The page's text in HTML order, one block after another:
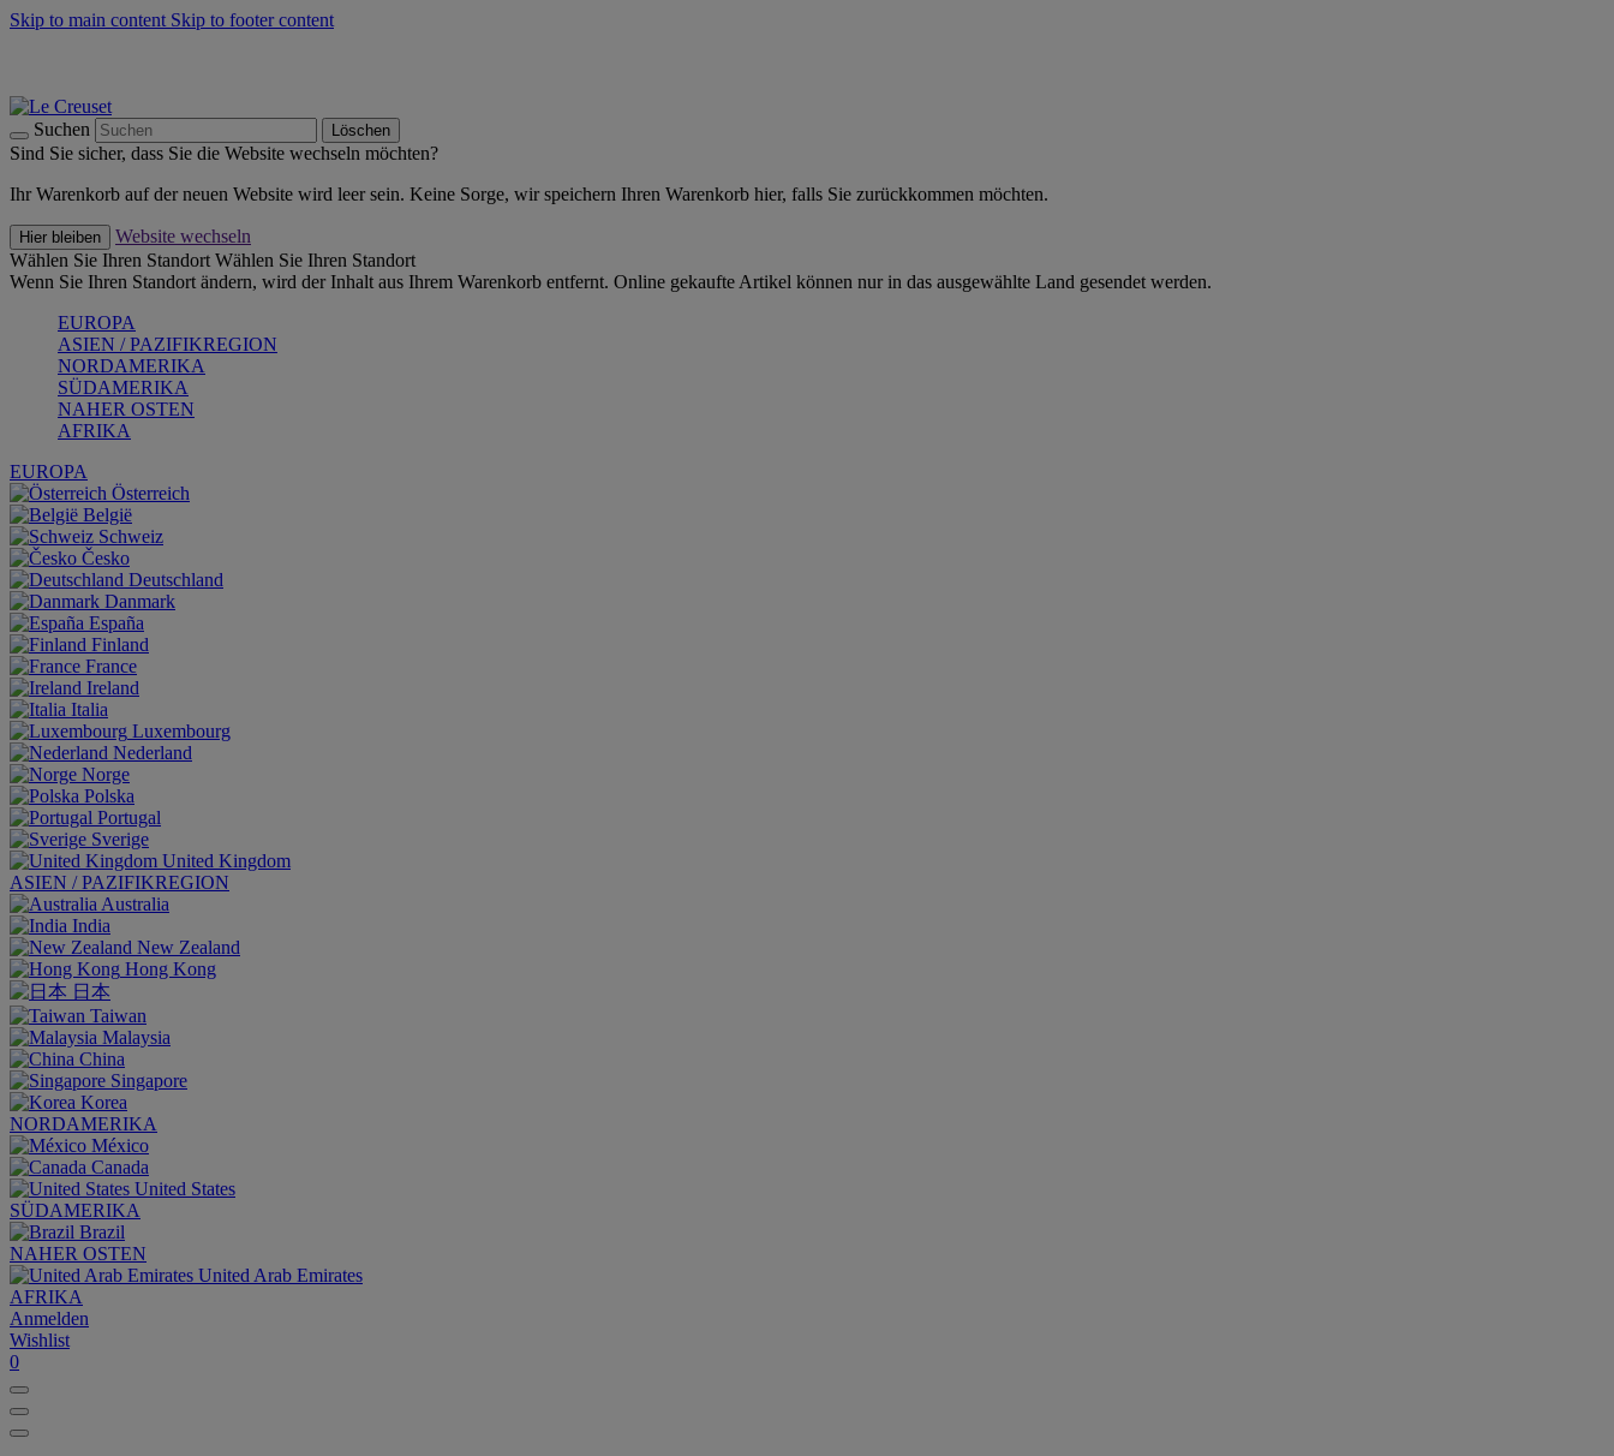
Skip to main content Skip to footer content
Suchen Löschen
Sind Sie sicher, dass Sie die Website wechseln möchten?
Ihr Warenkorb auf der neuen Website wird leer sein. Keine Sorge, wir speichern Ihren Warenkorb hier, falls Sie zurückkommen möchten.
Hier bleiben
Website wechseln
Wählen Sie Ihren Standort Wählen Sie Ihren Standort
Wenn Sie Ihren Standort ändern, wird der Inhalt aus Ihrem Warenkorb entfernt. Online gekaufte Artikel können nur in das ausgewählte Land gesendet werden.
EUROPA
ASIEN / PAZIFIKREGION
NORDAMERIKA
SÜDAMERIKA
NAHER OSTEN
AFRIKA
EUROPA
Österreich
België
Schweiz
Česko
Deutschland
Danmark
España
Finland
France
Ireland
Italia
Luxembourg
Nederland
Norge
Polska
Portugal
Sverige
United Kingdom
ASIEN / PAZIFIKREGION
Australia
India
New Zealand
Hong Kong
日本
Taiwan
Malaysia
China
Singapore
Korea
NORDAMERIKA
México
Canada
United States
SÜDAMERIKA
Brazil
NAHER OSTEN
United Arab Emirates
AFRIKA
Anmelden
Wishlist
0